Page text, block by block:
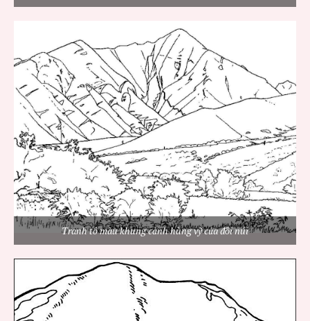
Tranh tô màu khung cảnh hùng vỹ của đồi núi